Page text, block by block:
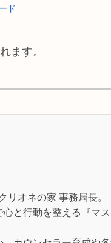
ド
ます。
オネの家 事務局長。
と行動を整える『マ